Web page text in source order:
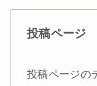
投稿ページ
投稿ページの